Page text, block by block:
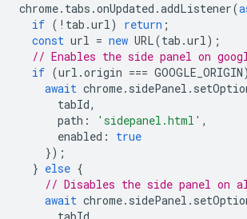
chrome. tabs .onUpdated .addListener(
if ( ! tab .url) return ;
const url = new URL(tab .url);
// Enables the side panel on
if (url .origin === GOOGLE_ORIGIN)
await chrome. sidePanel .
tabId,
path : 'sidepanel.html' ,
enabled :
true
});
} else {
// Disables the side panel on
await chrome. sidePanel .